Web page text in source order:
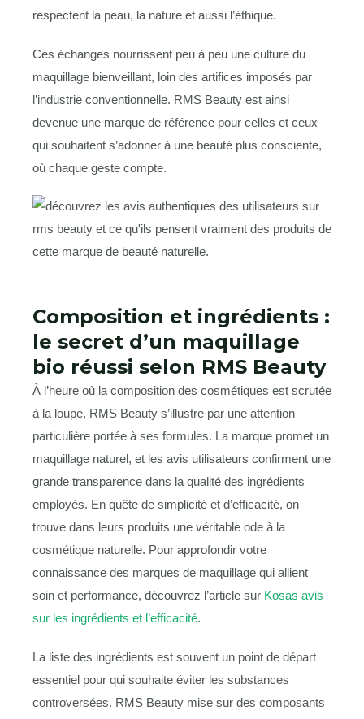
respectent la peau, la nature et aussi l’éthique.
Ces échanges nourrissent peu à peu une culture du
maquillage bienveillant, loin des artifices imposés par
l’industrie conventionnelle. RMS Beauty est ainsi
devenue une marque de référence pour celles et ceux
qui souhaitent s’adonner à une beauté plus consciente,
où chaque geste compte.
Composition et ingrédients :
le secret d’un maquillage
bio réussi selon RMS Beauty
À l’heure où la composition des cosmétiques est scrutée
à la loupe, RMS Beauty s’illustre par une attention
particulière portée à ses formules. La marque promet un
maquillage naturel, et les avis utilisateurs confirment une
grande transparence dans la qualité des ingrédients
employés. En quête de simplicité et d’efficacité, on
trouve dans leurs produits une véritable ode à la
cosmétique naturelle. Pour approfondir votre
connaissance des marques de maquillage qui allient
soin et performance, découvrez l’article sur Kosas avis
sur les ingrédients et l’efficacité.
La liste des ingrédients est souvent un point de départ
essentiel pour qui souhaite éviter les substances
controversées. RMS Beauty mise sur des composants